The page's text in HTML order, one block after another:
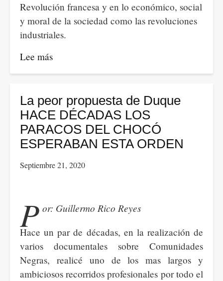
Revolución francesa y en lo económico, social
y moral de la sociedad como las revoluciones
industriales.
Lee más
La
Revolución
Industrial
La peor propuesta de Duque
HACE DÉCADAS LOS
PARACOS DEL CHOCÓ
ESPERABAN ESTA ORDEN
Septiembre 21, 2020
P or: Guillermo Rico Reyes
Hace un par de décadas, en la realización de
varios documentales sobre Comunidades
Negras, realicé uno de los mas largos y
ambiciosos recorridos profesionales por todo el